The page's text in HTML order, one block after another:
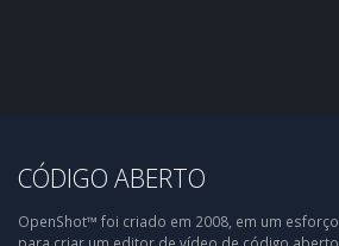
CÓDIGO ABERTO
OpenShot™ foi criado em 2008, em um esforço